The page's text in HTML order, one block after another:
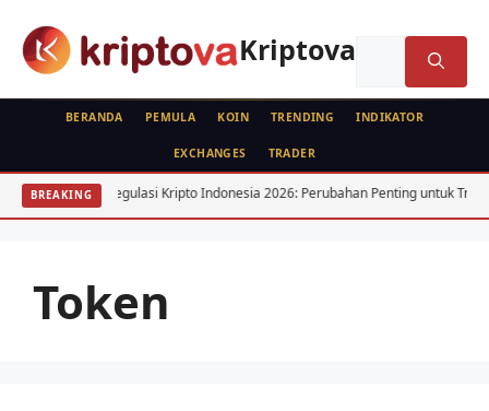
Kriptova
BERANDA PEMULA KOIN TRENDING INDIKATOR
EXCHANGES TRADER
BREAKINGRegulasi Kripto Indonesia 2026: Perubahan Penting untuk Trader
Token